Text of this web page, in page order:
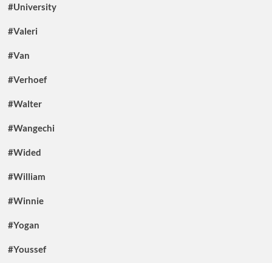
#University
#Valeri
#Van
#Verhoef
#Walter
#Wangechi
#Wided
#William
#Winnie
#Yogan
#Youssef